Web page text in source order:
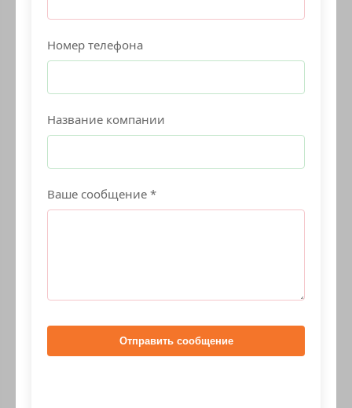
Номер телефона
Название компании
Ваше сообщение *
Отправить сообщение